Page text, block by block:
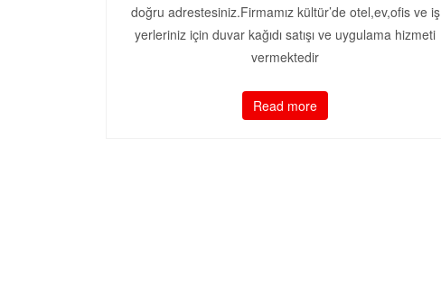
doğru adrestesiniz.Firmamız kültür’de otel,ev,ofis ve iş
yerleriniz için duvar kağıdı satışı ve uygulama hizmeti
vermektedir
Read more